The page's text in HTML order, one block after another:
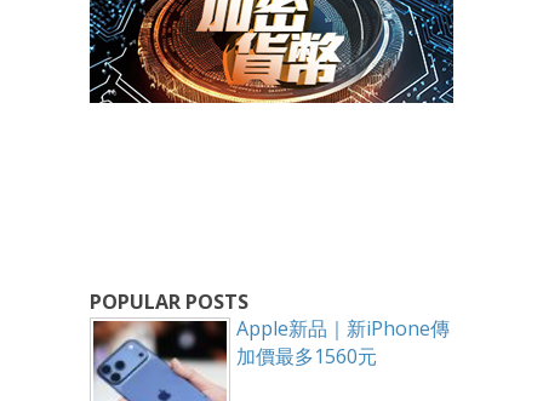
POPULAR POSTS
Apple新品｜新iPhone傳
加價最多1560元